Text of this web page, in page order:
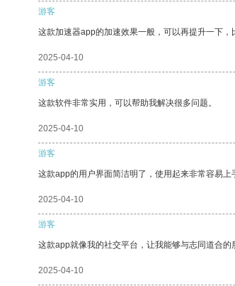
游客
这款加速器app的加速效果一般，可以再提升一下，
2025-04-10
游客
这款软件非常实用，可以帮助我解决很多问题。
2025-04-10
游客
这款app的用户界面简洁明了，使用起来非常容易上
2025-04-10
游客
这款app就像我的社交平台，让我能够与志同道合的
2025-04-10